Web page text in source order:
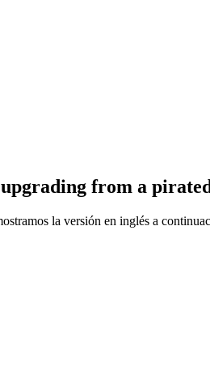
from a
la versión en inglés a